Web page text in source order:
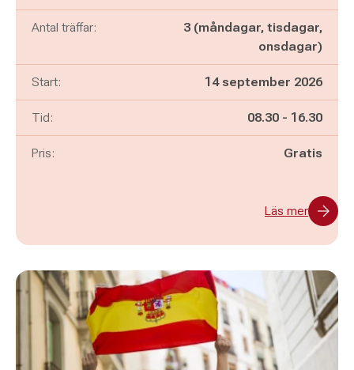
Antal träffar:
3 (måndagar, tisdagar,
onsdagar)
Start: 14 september 2026
Tid: Pågår mellan
08.30 - och
16.30
Pris: Gratis
Läs mer